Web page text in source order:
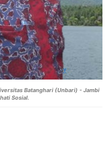
Batanghari (Unbari) - Jambi
Sosial.